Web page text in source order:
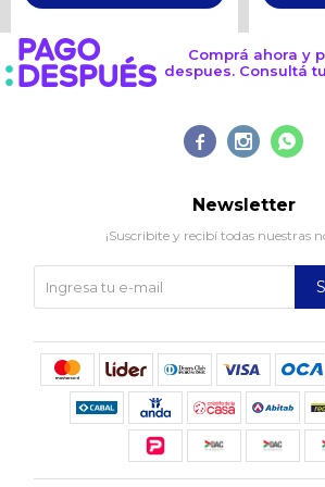
Comprá ahora y
despues. Consultá
  
Newsletter
¡Suscribite y recibí todas nuestras